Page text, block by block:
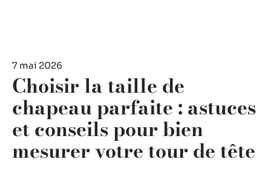
7 mai 2026
Choisir la taille de
chapeau parfaite : astuces
et conseils pour bien
mesurer votre tour de tête